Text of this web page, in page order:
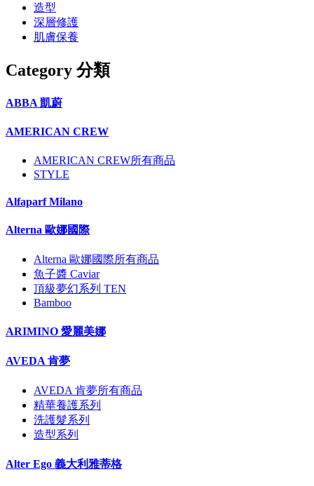
造型
深層修護
肌膚保養
Category 分類
ABBA 凱蔚
AMERICAN CREW
AMERICAN CREW所有商品
STYLE
Alfaparf Milano
Alterna 歐娜國際
Alterna 歐娜國際所有商品
魚子醬 Caviar
頂級夢幻系列 TEN
Bamboo
ARIMINO 愛麗美娜
AVEDA 肯夢
AVEDA 肯夢所有商品
精華養護系列
洗護髮系列
造型系列
Alter Ego 義大利雅蒂格